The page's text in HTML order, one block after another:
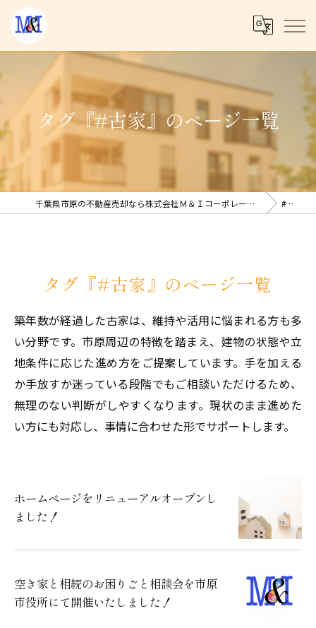
タグ『#古家』のページ一覧
千葉県市原の不動産売却なら株式会社Ｍ＆Ｉコーポレーション #古家
タグ『#古家』のページ一覧
築年数が経過した古家は、維持や活用に悩まれる方も多
い分野です。市原周辺の特徴を踏まえ、建物の状態や立
地条件に応じた進め方をご提案しています。手を加える
か手放すか迷っている段階でもご相談いただけるため、
無理のない判断がしやすくなります。現状のまま進めた
い方にも対応し、事情に合わせた形でサポートします。
ホームページをリニューアルオープンし
ました！
空き家と相続のお困りごと相談会を市原
市役所にて開催いたしました！